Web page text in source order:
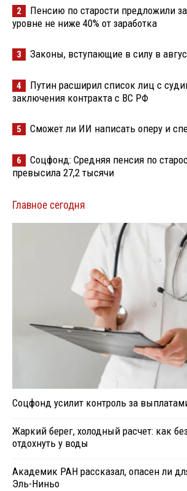
2
Пенсию по старости предложили
уровне не ниже 40% от заработка
3 Законы, вступающие в силу в
4
Путин расширил список лиц с
заключения контракта с ВС РФ
5 Сможет ли ИИ написать оперу и
6
Соцфонд: Средняя пенсия по
превысила 27,2 тысячи
Главное сегодня
Соцфонд усилит контроль за
Жаркий берег, холодный расчет: как
отдохнуть у воды
Академик РАН рассказал, опасен ли
Эль-Ниньо